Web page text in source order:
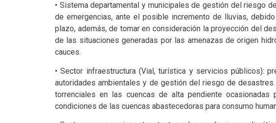
• Sistema departamental y municipales de gestión del riesgo
de emergencias, ante el posible incremento de lluvias,
plazo, además, de tomar en consideración la proyección del
de las situaciones generadas por las amenazas de origen
cauces.
• Sector infraestructura (Vial, turística y servicios públicos):
autoridades ambientales y de gestión del riesgo de
torrenciales en las cuencas de alta pendiente
condiciones de las cuencas abastecedoras para consumo